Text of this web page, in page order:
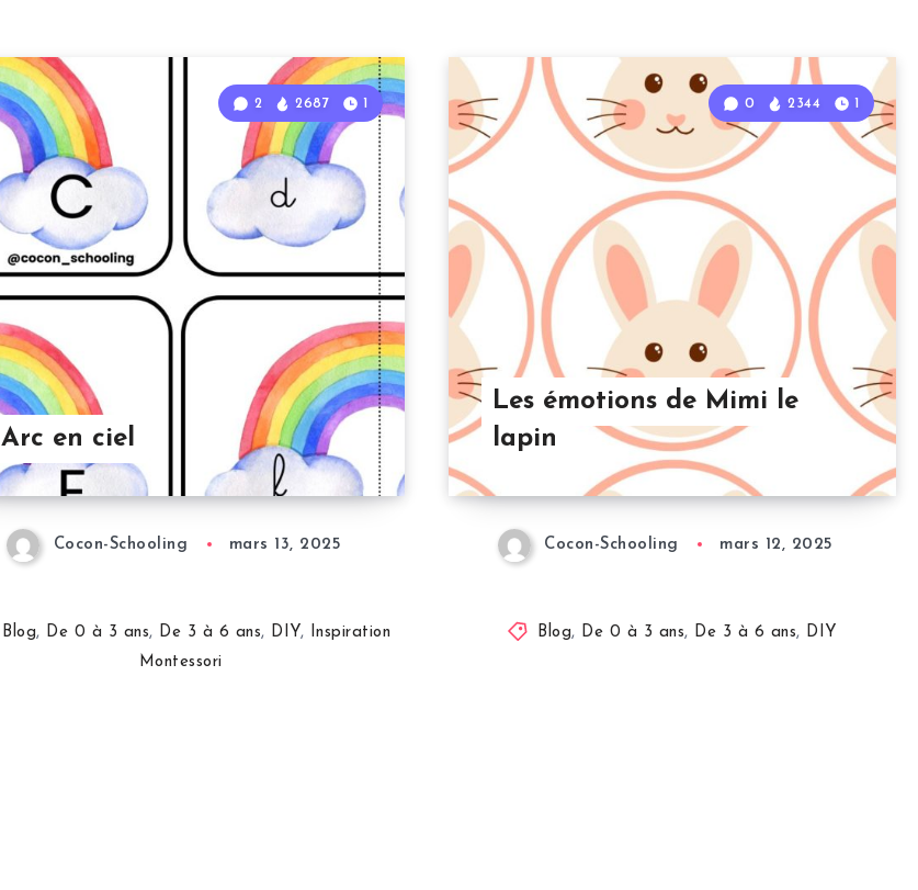
Arc en ciel
2 2687 1
Cocon-Schooling mars 13, 2025
Blog, De 0 à 3 ans, De 3 à 6 ans, DIY,
Inspiration
Montessori
Les émotions de Mimi le
lapin
0 2344 1
Cocon-Schooling mars 12, 2025
Blog, De 0 à 3 ans, De 3 à 6 ans, DIY